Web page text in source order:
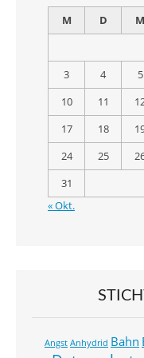
M
D M
3
4 5
10
11
17
18
24
25
31
« Okt.
Angst Anhydrid Bahn